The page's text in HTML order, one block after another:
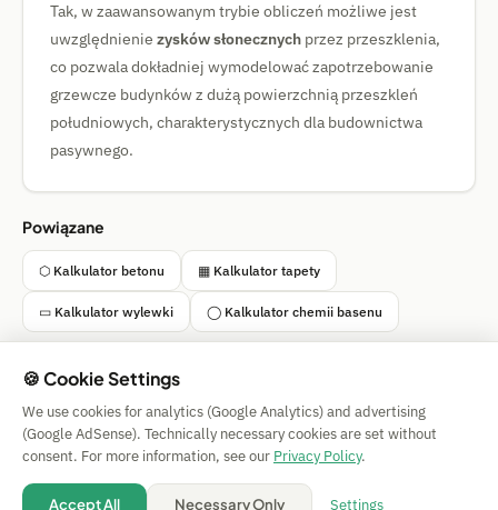
Tak, w zaawansowanym trybie obliczeń możliwe jest
uwzględnienie zysków słonecznych przez przeszklenia,
co pozwala dokładniej wymodelować zapotrzebowanie
grzewcze budynków z dużą powierzchnią przeszkleń
południowych, charakterystycznych dla budownictwa
pasywnego.
Powiązane
⬡ Kalkulator betonu ▦ Kalkulator tapety
▭ Kalkulator wylewki ◯ Kalkulator chemii basenu
Simple Calculator
Impressum
| Privacy | Terms |
🍪 Cookies
💡 Suggest a calculator
🍪 Cookie Settings
We use cookies for analytics (Google Analytics) and advertising
(Google AdSense). Technically necessary cookies are set without
consent. For more information, see our Privacy Policy.
Accept All Necessary Only Settings